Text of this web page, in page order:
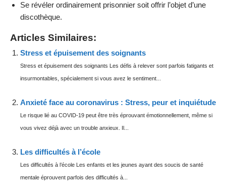
Se révéler ordinairement prisonnier soit offrir l’objet d’une
discothèque.
Articles Similaires:
Stress et épuisement des soignants
Stress et épuisement des soignants Les défis à relever sont parfois fatigants et
insurmontables, spécialement si vous avez le sentiment...
Anxieté face au coronavirus : Stress, peur et inquiétude
Le risque lié au COVID-19 peut être très éprouvant émotionnellement, même si
vous vivez déjà avec un trouble anxieux. Il...
Les difficultés à l’école
Les difficultés à l’école Les enfants et les jeunes ayant des soucis de santé
mentale éprouvent parfois des difficultés à...